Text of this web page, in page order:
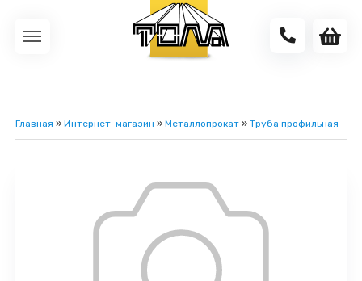
Главная » Интернет-магазин » Металлопрокат » Труба профильная